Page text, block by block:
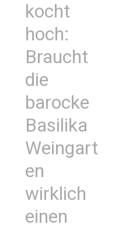
kocht
hoch:
Braucht
die
barocke
Basilika
Weingart
en
wirklich
einen